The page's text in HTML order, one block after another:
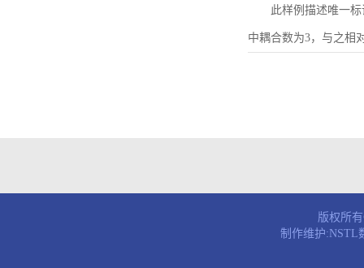
此样例描述唯一标
中耦合数为3，与之相
版权所
制作维护:NSTL